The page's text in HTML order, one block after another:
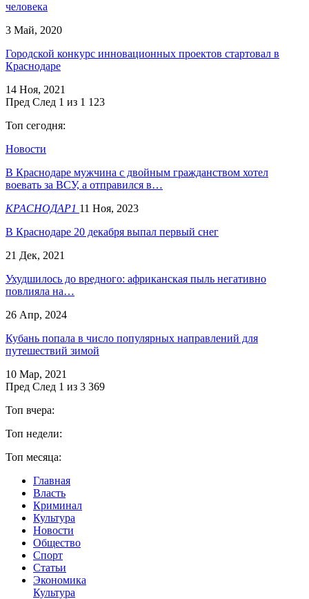
человека
3 Май, 2020
Городской конкурс инновационных проектов стартовал в
Краснодаре
14 Ноя, 2021
Пред След 1 из 1 123
Топ сегодня:
Новости
​В Краснодаре мужчина с двойным гражданством хотел
воевать за ВСУ, а отправился в…
КРАСНОДАР1 11 Ноя, 2023
В Краснодаре 20 декабря выпал первый снег
21 Дек, 2021
Ухудшилось до вредного: африканская пыль негативно
повлияла на…
26 Апр, 2024
Кубань попала в число популярных направлений для
путешествий зимой
10 Мар, 2021
Пред След 1 из 3 369
Топ вчера:
Топ недели:
Топ месяца:
Главная
Власть
Криминал
Культура
Новости
Общество
Спорт
Статьи
Экономика
Культура